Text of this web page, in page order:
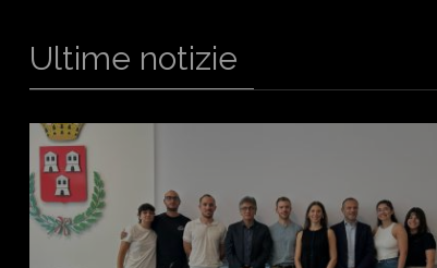
Ultime notizie